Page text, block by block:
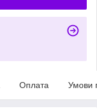
Оплата Умови